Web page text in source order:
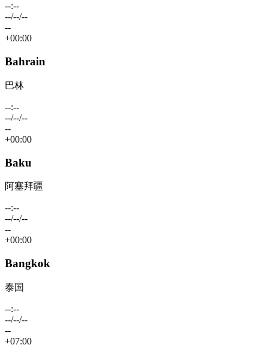
--:--
--/--/--
--
+00:00
Bahrain
巴林
--:--
--/--/--
--
+00:00
Baku
阿塞拜疆
--:--
--/--/--
--
+00:00
Bangkok
泰国
--:--
--/--/--
--
+07:00